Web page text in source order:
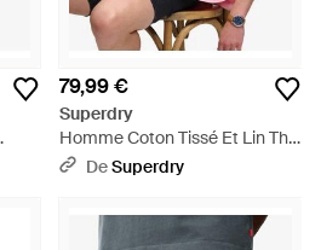
79,99 €
Superdry
Homme Coton Tissé Et Lin The
Merchant Store Short - Blanc
DeSuperdry